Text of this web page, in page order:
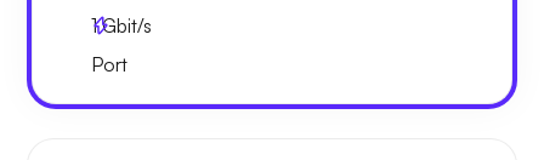
1Gbit/s
Port